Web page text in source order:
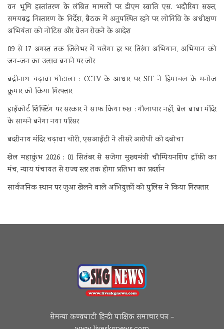
वन भूमि हस्तांतरण के लंबित मामलों पर डीएम स्वाति एस. भदौरिया सख्त,
समयबद्ध निस्तारण के निर्देश, बैठक में अनुपस्थित रहने पर लोनिवि के अधीक्षण
अभियंता को नोटिस और वेतन रोकने के आदेश
09 से 17 अगस्त तक जिलेभर में चलेगा हर घर तिरंगा अभियान, अभियान को
जन-जन का उत्सव बनाने पर जोर
बद्रीनाथ चढ़ावा घोटाला : CCTV के आधार पर SIT ने हिमाचल के मनोज
कुमार को किया गिरफ्तार
हाईकोर्ट शिफ्टिंग पर सरकार ने साफ किया रुख : गौलापार नहीं, बेल बाबा मंदिर
के सामने बनेगा नया परिसर
बदरीनाथ मंदिर चढ़ावा चोरी, एसआईटी ने तीसरे आरोपी को दबोचा
खेल महाकुंभ 2026 : 01 सितंबर से सजेगा मुख्यमंत्री चौम्पियनशिप ट्रॉफी का
मंच, न्याय पंचायत से राज्य स्तर तक होगा प्रतिभा का प्रदर्शन
सार्वजनिक स्थान पर जुआ खेलने वाले अभियुक्तों को पुलिस ने किया गिरफ्तार
सेमन्या कण्वघाटी हिन्दी पाक्षिक समाचार पत्र –